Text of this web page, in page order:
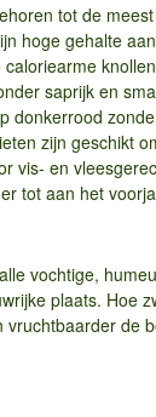
tot de
hoge gehalte
saprijk en
donkerrood
zijn geschikt
vis- en
tot aan het
vochtige,
plaats. Hoe
vruchtbaarder de